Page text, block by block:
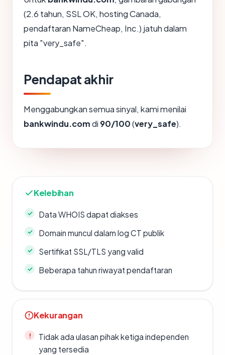
(2.6 tahun, SSL OK, hosting Canada,
pendaftaran NameCheap, Inc.) jatuh dalam
pita "very_safe".
Pendapat akhir
Menggabungkan semua sinyal, kami menilai
bankwindu.comdi 90/100(very_safe).
Kelebihan
Data WHOIS dapat diakses
Domain muncul dalam log CT publik
Sertifikat SSL/TLS yang valid
Beberapa tahun riwayat pendaftaran
Kekurangan
Tidak ada ulasan pihak ketiga independen
yang tersedia